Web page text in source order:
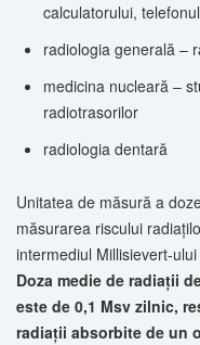
calculatorului,
radiologia generală –
medicina nucleară –
radiotrasorilor
radiologia dentară
Unitatea de măsură a
măsurarea riscului
intermediul Millisievert-
Doza medie de radiaţii
este de 0,1 Msv zilnic,
radiaţii absorbite de un